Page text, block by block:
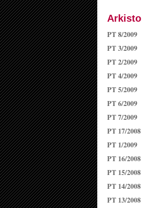
Arkisto
PT 8/2009
PT 3/2009
PT 2/2009
PT 4/2009
PT 5/2009
PT 6/2009
PT 7/2009
PT 17/2008
PT 1/2009
PT 16/2008
PT 15/2008
PT 14/2008
PT 13/2008